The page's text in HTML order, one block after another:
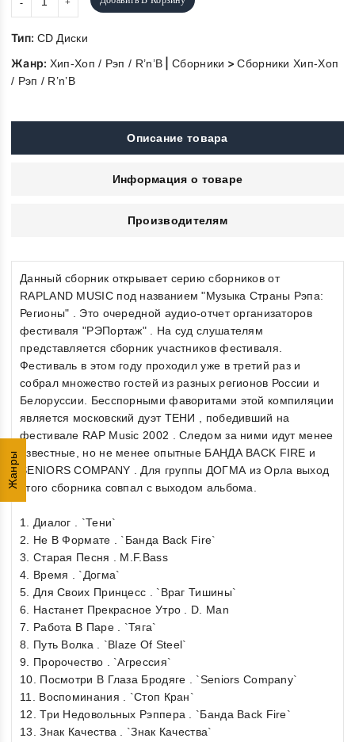
Жанры
Тип: CD Диски
Жанр: Хип-Хоп / Рэп / R’n’B |Сборники >Сборники Хип-Хоп
/ Рэп / R’n’B
Описание товара
Информация о товаре
Производителям
Данный сборник открывает серию сборников от
RAPLAND MUSIC под названием "Музыка Страны Рэпа:
Регионы" . Это очередной аудио-отчет организаторов
фестиваля "РЭПортаж" . На суд слушателям
представляется сборник участников фестиваля.
Фестиваль в этом году проходил уже в третий раз и
собрал множество гостей из разных регионов России и
Белоруссии. Бесспорными фаворитами этой компиляции
является московский дуэт ТЕНИ , победивший на
фестивале RAP Music 2002 . Следом за ними идут менее
известные, но не менее опытные БАНДА BACK FIRE и
SENIORS COMPANY . Для группы ДОГМА из Орла выход
этого сборника совпал с выходом альбома.
1. Диалог . `Тени`
2. Не В Формате . `Банда Back Fire`
3. Старая Песня . M.F.Bass
4. Время . `Догма`
5. Для Своих Принцесс . `Враг Тишины`
6. Настанет Прекрасное Утро . D. Man
7. Работа В Паре . `Тяга`
8. Путь Волка . `Blaze Of Steel`
9. Пророчество . `Агрессия`
10. Посмотри В Глаза Бродяге . `Seniors Company`
11. Воспоминания . `Стоп Кран`
12. Три Недовольных Рэппера . `Банда Back Fire`
13. Знак Качества . `Знак Качества`